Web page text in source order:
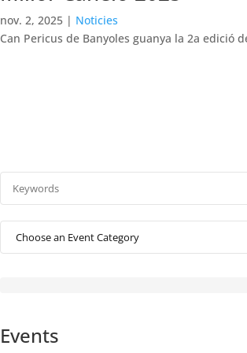
nov. 2, 2025 | Noticies
Can Pericus de Banyoles guanya la 2a edició
Events